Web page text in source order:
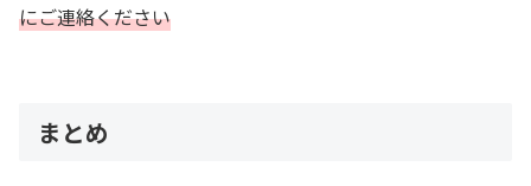
にご連絡ください
まとめ